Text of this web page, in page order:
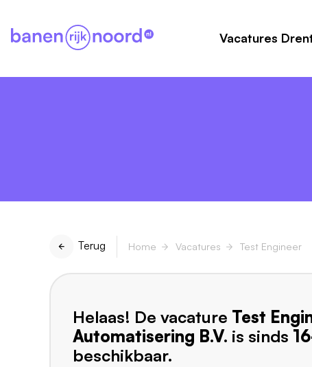
Vacatures
Terug Home Vacatures Test Engineer
Helaas! De vacature Test
Automatisering B.V. is sinds
beschikbaar.